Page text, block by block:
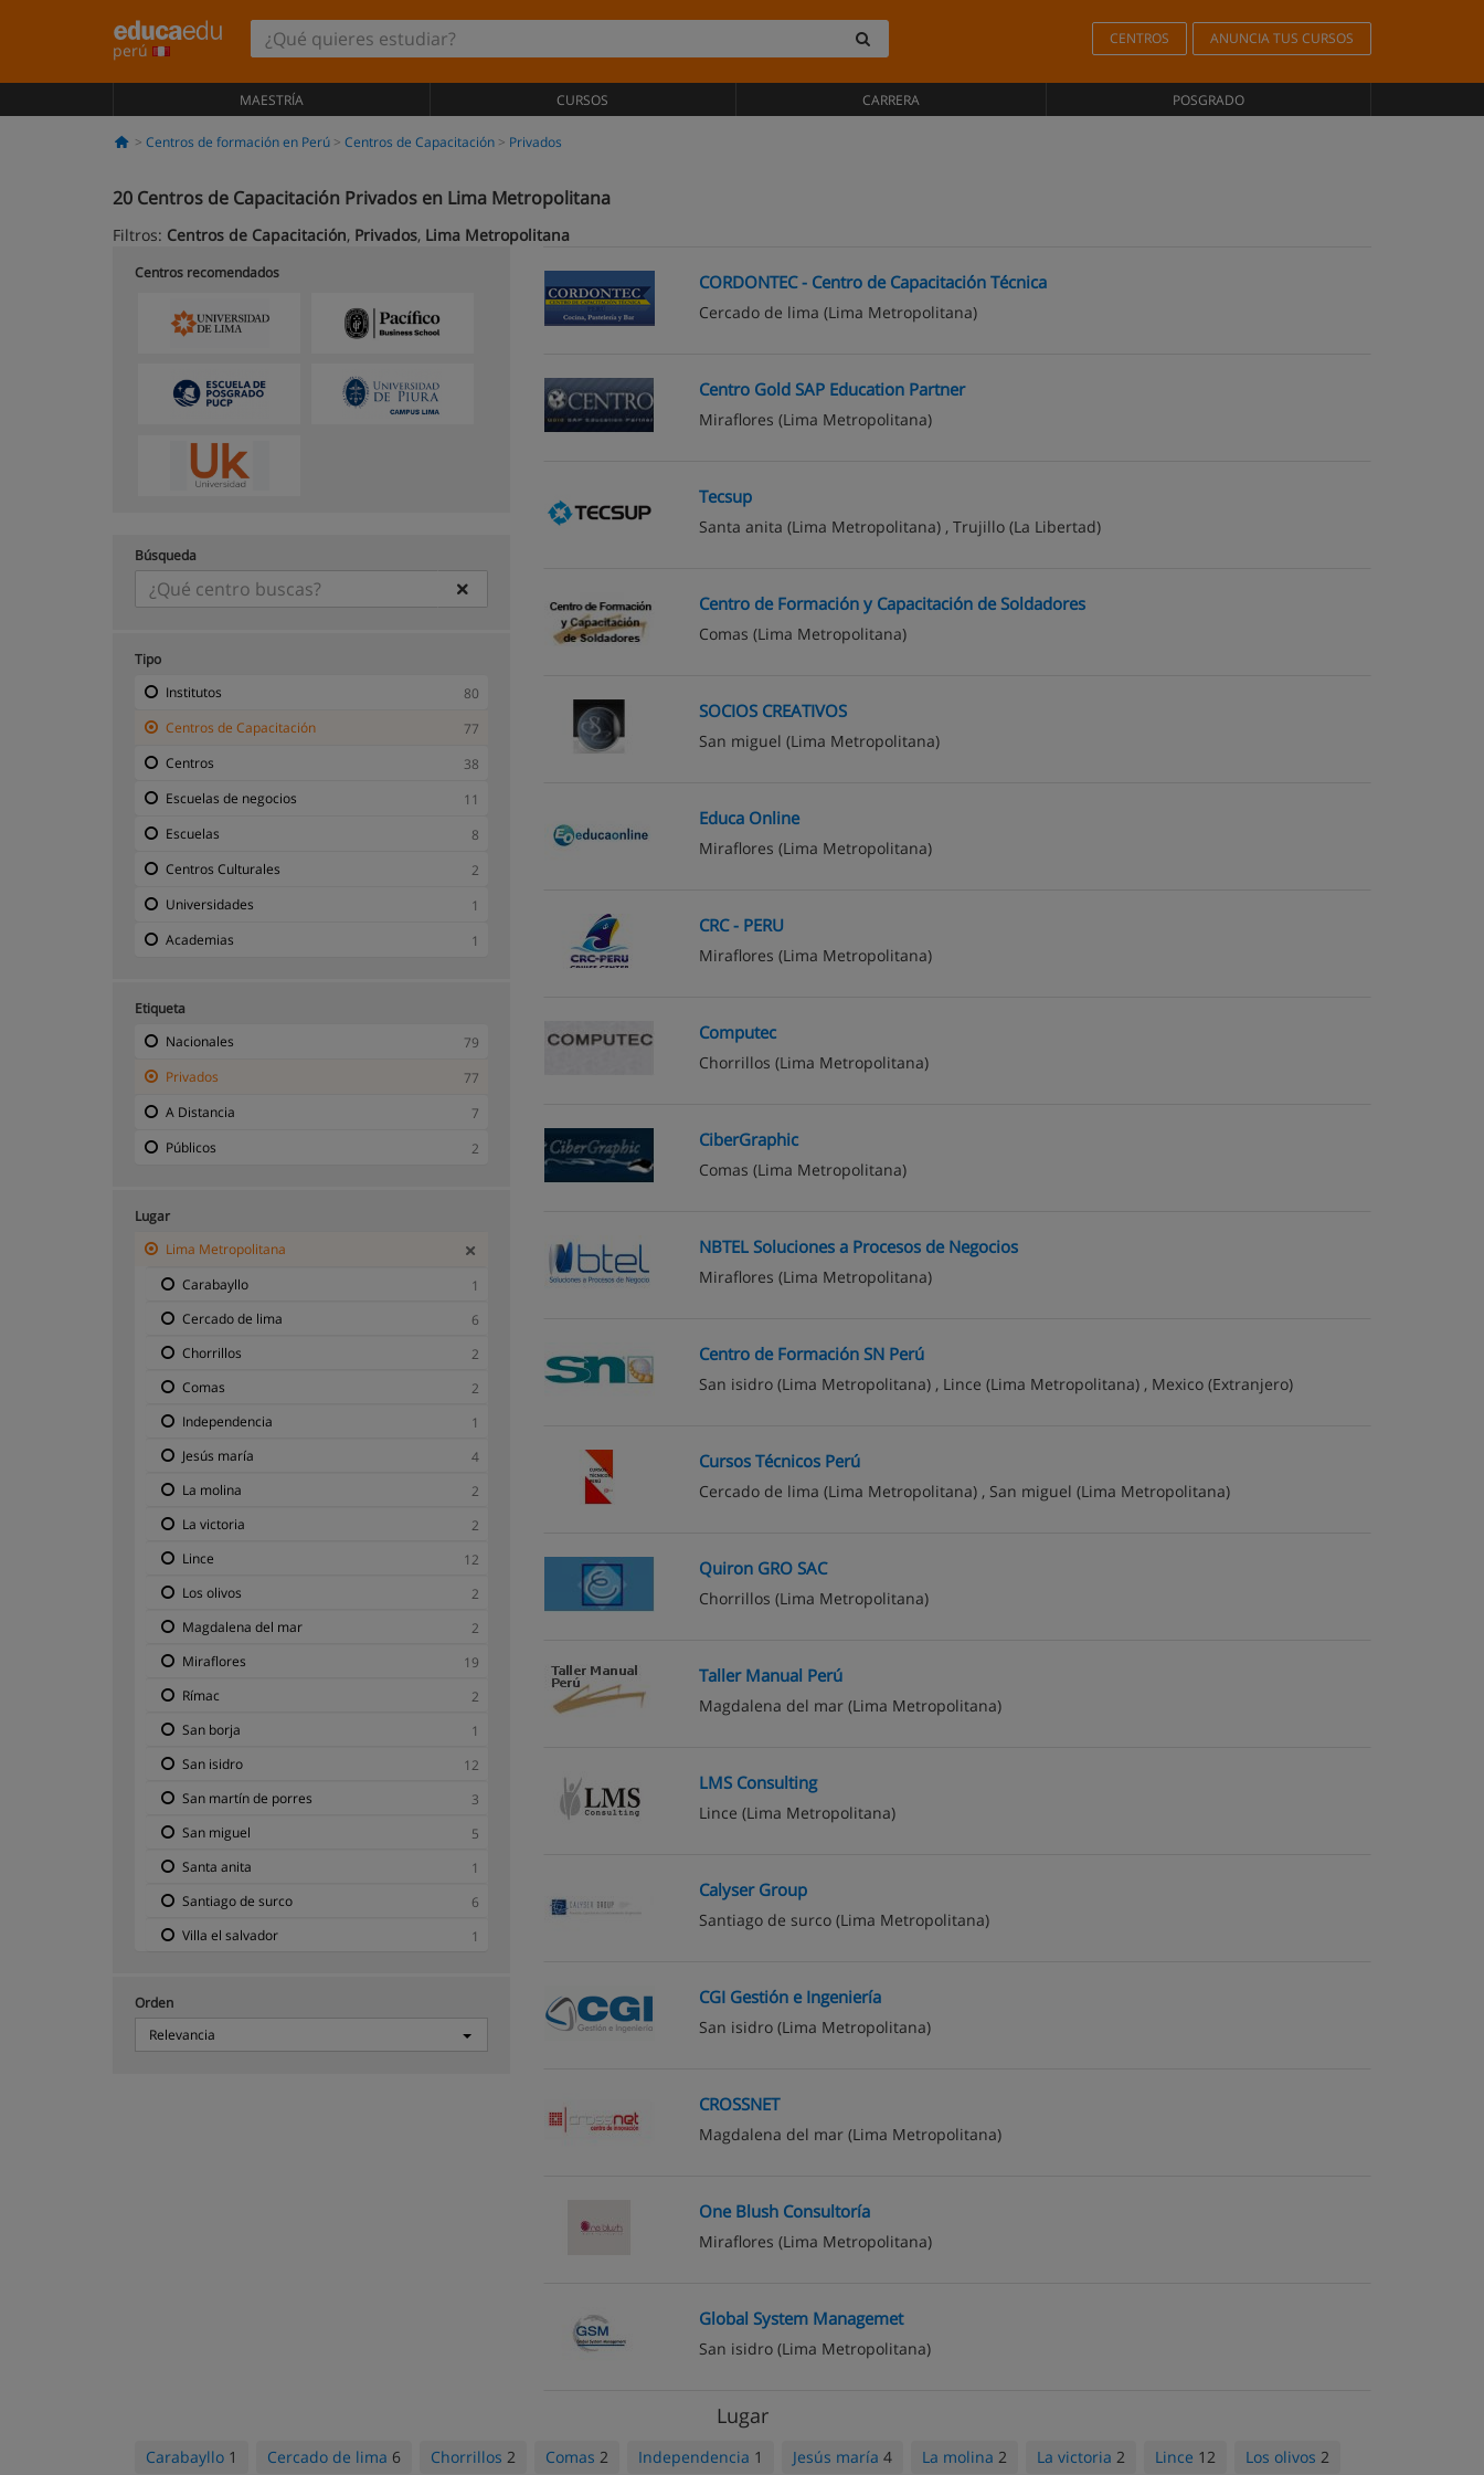
perú
CENTROS ANUNCIA TUS CURSOS
MAESTRÍA CURSOS CARRERA POSGRADO
Centros de formación en Perú Centros de Capacitación Privados
20 Centros de Capacitación Privados en Lima Metropolitana
Filtros: Centros de Capacitación, Privados, Lima Metropolitana
CORDONTEC - Centro de Capacitación Técnica
Cercado de lima (Lima Metropolitana)
Centro Gold SAP Education Partner
Miraflores (Lima Metropolitana)
Tecsup
Santa anita (Lima Metropolitana) , Trujillo (La Libertad)
Centro de Formación y Capacitación de Soldadores
Comas (Lima Metropolitana)
SOCIOS CREATIVOS
San miguel (Lima Metropolitana)
Educa Online
Miraflores (Lima Metropolitana)
CRC - PERU
Miraflores (Lima Metropolitana)
Computec
Chorrillos (Lima Metropolitana)
CiberGraphic
Comas (Lima Metropolitana)
NBTEL Soluciones a Procesos de Negocios
Miraflores (Lima Metropolitana)
Centro de Formación SN Perú
San isidro (Lima Metropolitana) , Lince (Lima Metropolitana) , Mexico (Extranjero)
Cursos Técnicos Perú
Cercado de lima (Lima Metropolitana) , San miguel (Lima Metropolitana)
Quiron GRO SAC
Chorrillos (Lima Metropolitana)
Taller Manual Perú
Magdalena del mar (Lima Metropolitana)
LMS Consulting
Lince (Lima Metropolitana)
Calyser Group
Santiago de surco (Lima Metropolitana)
CGI Gestión e Ingeniería
San isidro (Lima Metropolitana)
CROSSNET
Magdalena del mar (Lima Metropolitana)
One Blush Consultoría
Miraflores (Lima Metropolitana)
Global System Managemet
San isidro (Lima Metropolitana)
Centros recomendados
Búsqueda
Tipo
Institutos
80
Centros de Capacitación
77
Centros
38
Escuelas de negocios
11
Escuelas
8
Centros Culturales
2
Universidades
1
Academias
1
Etiqueta
Nacionales
79
Privados
77
A Distancia
7
Públicos
2
Lugar
Lima Metropolitana
Carabayllo
1
Cercado de lima
6
Chorrillos
2
Comas
2
Independencia
1
Jesús maría
4
La molina
2
La victoria
2
Lince
12
Los olivos
2
Magdalena del mar
2
Miraflores
19
Rímac
2
San borja
1
San isidro
12
San martín de porres
3
San miguel
5
Santa anita
1
Santiago de surco
6
Villa el salvador
1
Orden
Relevancia
Lugar
Carabayllo 1 Cercado de lima 6 Chorrillos 2 Comas 2 Independencia 1 Jesús maría 4 La molina 2 La victoria 2 Lince 12 Los olivos 2